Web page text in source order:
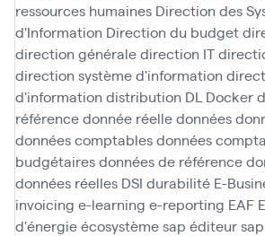
ressources humaines Direction des
d'Information Direction du budget
direction généraledirection IT
direction système d'information
d'information distribution DL Docker
référencedonnée réelledonnées
données comptablesdonnées
budgétairesdonnées de référence
données réelles DSI durabilité E-
invoicing e-learning e-reporting EAF
d'énergieécosystème sap éditeur sap